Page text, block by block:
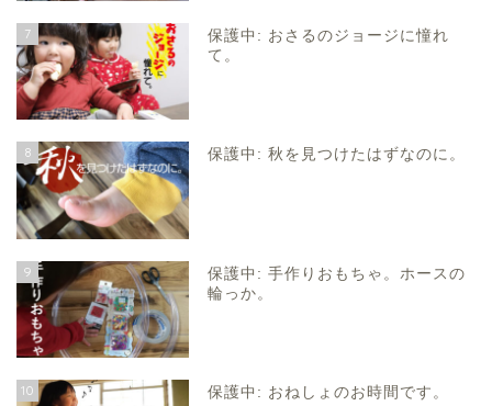
7
保護中: おさるのジョージに憧れ
て。
8 保護中: 秋を見つけたはずなのに。
9
保護中: 手作りおもちゃ。ホースの
輪っか。
10 保護中: おねしょのお時間です。